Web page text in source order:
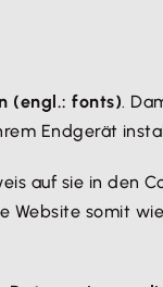
(engl.: fonts).
Endgerät
auf sie in den
Website somit